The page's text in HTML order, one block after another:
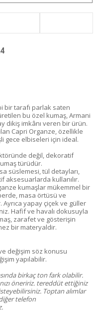
bir tarafı parlak saten
bu özel kumaş, Armani
dikiş imkânı veren bir ürün.
Capri Organze, özellikle
gece elbiseleri için ideal.
değil, dekoratif
türüdür.
süslemesi, tül detayları,
aksesuarlarda kullanılır.
kumaşlar mükemmel bir
masa örtüsü ve
yapay çiçek ve güller
Hafif ve havalı dokusuyla
zarafet ve gösterişin
bir materyaldir.
değişim söz konusu
yapılabilir.
birkaç ton fark olabilir.
öneririz. tereddüt ettiğiniz
Toptan alımlar
telefon